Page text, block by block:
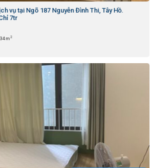
vụ tại Ngõ 187 Nguyễn Đình Thi, Tây Hồ.
7tr
34m 2